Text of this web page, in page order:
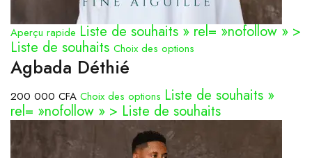
Aperçu rapide Liste de souhaits » rel= »nofollow » >
Liste de souhaits Choix des options
Agbada Déthié
200 000 CFA Choix des options Liste de souhaits »
rel= »nofollow » > Liste de souhaits